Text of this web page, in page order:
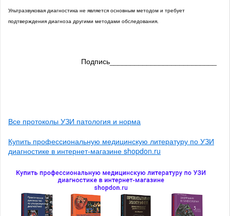
Ультразвуковая диагностика не является основным методом и требует
подтверждения диагноза другими методами обследования.
Подпись__________________________
Все протоколы УЗИ патология и норма
Купить профессиональную медицинскую литературу по УЗИ
диагностике в интернет-магазине shopdon.ru